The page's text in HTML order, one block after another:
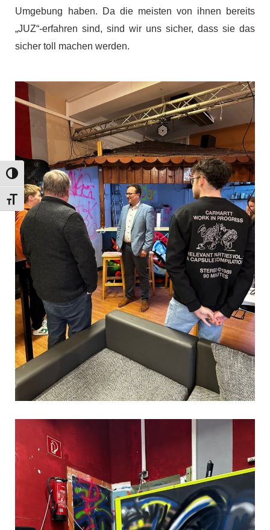
Umschalten auf hohe Kontraste
Schrift vergrößern
Umgebung
haben. Da die meisten von ihnen bereits
„JUZ“-erfahren sind, sind wir uns sicher, dass sie das
sicher toll machen werden.